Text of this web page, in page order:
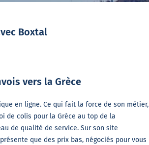
Boxtal
vers la Grèce
en ligne. Ce qui fait la force de son métier,
de colis pour la Grèce au top de la
de qualité de service. Sur son site
que des prix bas, négociés pour vous